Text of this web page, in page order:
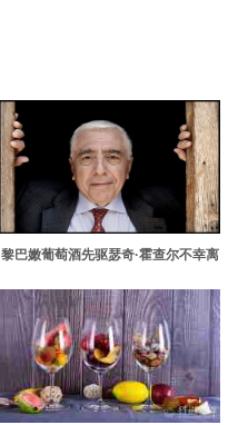
黎巴嫩葡萄酒先驱瑟奇·霍查尔不幸离